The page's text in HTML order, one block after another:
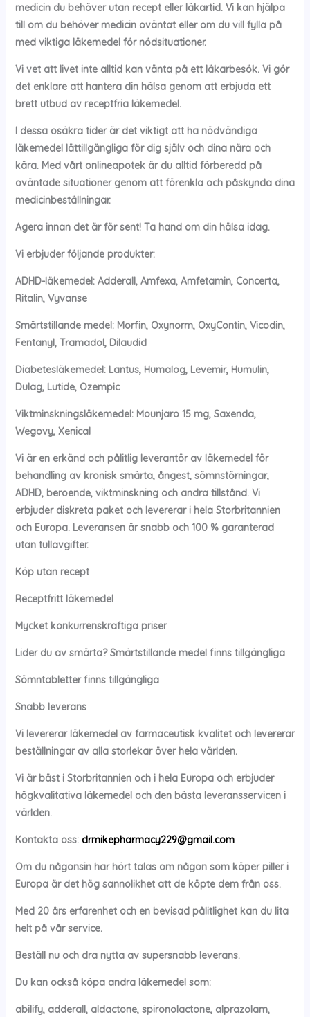
medicin du behöver utan recept eller läkartid. Vi kan hjälpa
till om du behöver medicin oväntat eller om du vill fylla på
med viktiga läkemedel för nödsituationer.
Vi vet att livet inte alltid kan vänta på ett läkarbesök. Vi gör
det enklare att hantera din hälsa genom att erbjuda ett
brett utbud av receptfria läkemedel.
I dessa osäkra tider är det viktigt att ha nödvändiga
läkemedel lättillgängliga för dig själv och dina nära och
kära. Med vårt onlineapotek är du alltid förberedd på
oväntade situationer genom att förenkla och påskynda dina
medicinbeställningar.
Agera innan det är för sent! Ta hand om din hälsa idag.
Vi erbjuder följande produkter:
ADHD-läkemedel: Adderall, Amfexa, Amfetamin, Concerta,
Ritalin, Vyvanse
Smärtstillande medel: Morfin, Oxynorm, OxyContin, Vicodin,
Fentanyl, Tramadol, Dilaudid
Diabetesläkemedel: Lantus, Humalog, Levemir, Humulin,
Dulag, Lutide, Ozempic
Viktminskningsläkemedel: Mounjaro 15 mg, Saxenda,
Wegovy, Xenical
Vi är en erkänd och pålitlig leverantör av läkemedel för
behandling av kronisk smärta, ångest, sömnstörningar,
ADHD, beroende, viktminskning och andra tillstånd. Vi
erbjuder diskreta paket och levererar i hela Storbritannien
och Europa. Leveransen är snabb och 100 % garanterad
utan tullavgifter.
Köp utan recept
Receptfritt läkemedel
Mycket konkurrenskraftiga priser
Lider du av smärta? Smärtstillande medel finns tillgängliga
Sömntabletter finns tillgängliga
Snabb leverans
Vi levererar läkemedel av farmaceutisk kvalitet och levererar
beställningar av alla storlekar över hela världen.
Vi är bäst i Storbritannien och i hela Europa och erbjuder
högkvalitativa läkemedel och den bästa leveransservicen i
världen.
Kontakta oss: drmikepharmacy229@gmail.com
Om du någonsin har hört talas om någon som köper piller i
Europa är det hög sannolikhet att de köpte dem från oss.
Med 20 års erfarenhet och en bevisad pålitlighet kan du lita
helt på vår service.
Beställ nu och dra nytta av supersnabb leverans.
Du kan också köpa andra läkemedel som:
abilify, adderall, aldactone, spironolactone, alprazolam,